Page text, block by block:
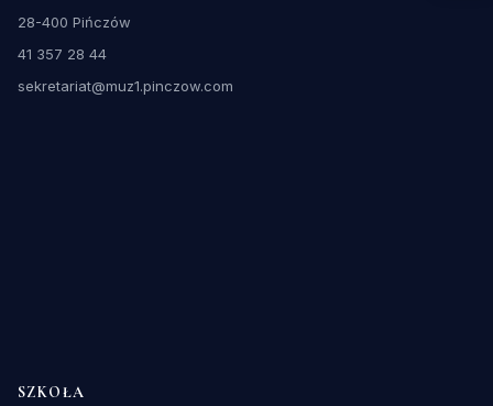
28-400 Pińczów
41 357 28 44
sekretariat@muz1.pinczow.com
SZKOŁA